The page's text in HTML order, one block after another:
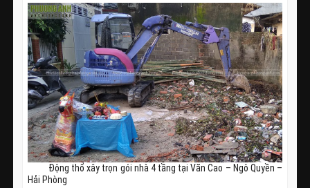
Động thổ xây trọn gói nhà 4 tầng tại Văn Cao – Ngô Quyền –
Hải Phòng